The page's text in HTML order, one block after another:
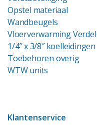
Opstel materiaal
Wandbeugels
Vloerverwarming
1/4″ x 3/8″ koelleidingen
Toebehoren overig
WTW units
Klantenservice